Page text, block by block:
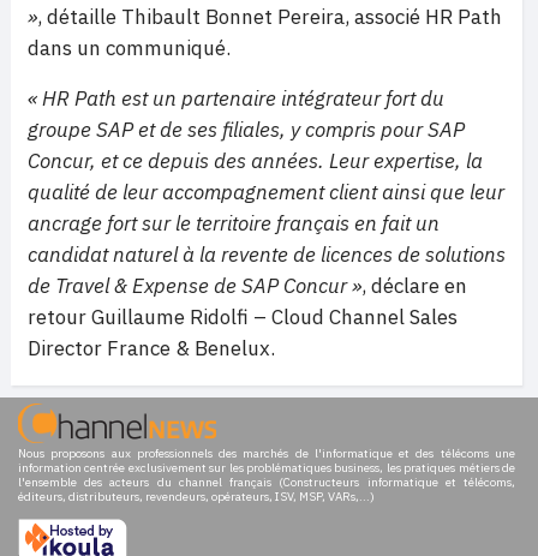
», détaille Thibault Bonnet Pereira, associé HR Path
dans un communiqué.
« HR Path est un partenaire intégrateur fort du
groupe SAP et de ses filiales, y compris pour SAP
Concur, et ce depuis des années. Leur expertise, la
qualité de leur accompagnement client ainsi que leur
ancrage fort sur le territoire français en fait un
candidat naturel à la revente de licences de solutions
de Travel & Expense de SAP Concur », déclare en
retour Guillaume Ridolfi – Cloud Channel Sales
Director France & Benelux.
Nous proposons aux professionnels des marchés de l'informatique et des télécoms une
information centrée exclusivement sur les problématiques business, les pratiques métiers de
l'ensemble des acteurs du channel français (Constructeurs informatique et télécoms,
éditeurs, distributeurs, revendeurs, opérateurs, ISV, MSP, VARs,...)